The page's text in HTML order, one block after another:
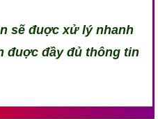
sẽ đuợc xử lý nhanh
đuợc đầy đủ thông tin